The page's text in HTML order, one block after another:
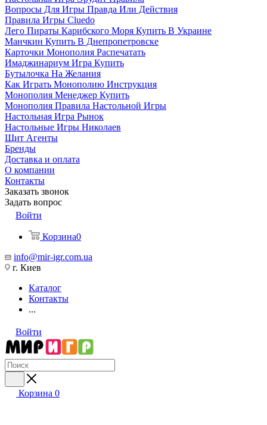
Вопросы Для Игры Правда Или Действия
Правила Игры Cluedo
Лего Пираты Карибского Моря Купить В Украине
Манчкин Купить В Днепропетровске
Карточки Монополия Распечатать
Имаджинариум Игра Купить
Бутылочка На Желания
Как Играть Монополию Инструкция
Монополия Менеджер Купить
Монополия Правила Настольной Игры
Настольная Игра Рынок
Настольные Игры Николаев
Щит Агенты
Бренды
Доставка и оплата
О компании
Контакты
Заказать звонок
Задать вопрос
Войти
Корзина0
info@mir-igr.com.ua
г. Киев
Каталог
Контакты
...
Войти
Корзина 0